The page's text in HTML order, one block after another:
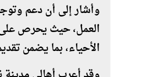
وأشار إلى أن دعم
العمل، حيث يحرص على
الأحياء، بما يضمن